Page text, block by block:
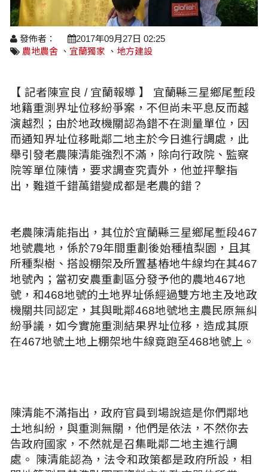
求職徵才
財經稅務
房產理財
檢舉投訴
讀者投稿
全國運動會
宜蘭綠色博覽會
運動賽事
發佈者：
2017年09月27日 02:25
農地農舍 、 宜蘭獨家 、 地方建設
【 記者陳宣良 / 宜蘭報導 】 宜蘭縣三星鄉尾塹段
地籍重測界址位移紛爭案，不但尚未平息反而越
演越烈；由於地政機關認為錯不在測量單位，因
而通知界址位移毗鄰二地主於今日進行調處，此
舉引發老農陳清能強烈不滿，除向行政院、監察
院等單位陳情，要求調查究責外，他並抨擊指
出，難道千錯萬錯變成都是老農的錯？
老農陳清能指出，其位於宜蘭縣三星鄉尾塹段467
地號農地，係於79年間重劃後始種植梨園，且其
所種梨樹、搭設棚架及所置基樁地牛線均在其467
地號內；當初安農重劃區分發予他的農地467地
號，和468地號的土地界址係經過雙方地主及地政
機關共同認定，其與毗鄰468地號地主農民原無糾
紛爭議，如今實施重測結果界址位移，造成其原
在467地號土地上棚架地牛線竟跑至468地號上。
陳清能不滿指出，政府官員到場說這是你們鄰地
土地糾紛，與重測無關，他們是依法，不然你去
告政府國家，不然就是召集毗鄰二地主進行調
處。 陳清能認為，法令和政策都是政府所設，相